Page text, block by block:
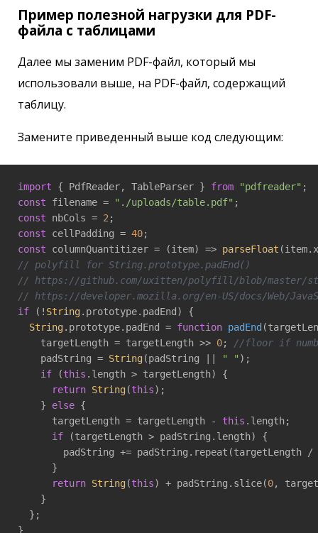
Пример полезной нагрузки для PDF-
файла с таблицами
Далее мы заменим PDF-файл, который мы
использовали выше, на PDF-файл, содержащий
таблицу.
Замените приведенный выше код следующим:
import { PdfReader, TableParser } from "pdfreader"
const filename = "./uploads/table.pdf"
const nbCols = 2
const cellPadding = 40
const columnQuantitizer = (item) => parseFloat
// polyfill for String.prototype.padEnd()
// https://github.com/uxitten/polyfill/blob/
// https://developer.mozilla.org/en-US/docs/Web/
if (! String .prototype.padEnd) {
String .prototype.padEnd = function padEnd (
    targetLength = targetLength >>
0; //floor if
    padString =
String (padString || " " );
if (this .length > targetLength) {
return String (this);
    }
else {
      targetLength = targetLength -
this .length;
if (targetLength > padString.length) {
padString += padString.repeat(targetLength
      }
return String (this) + padString.slice(0,
    }
  };